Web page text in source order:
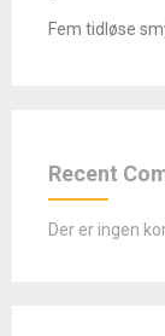
Fem tidløse
Recent
Der er ingen